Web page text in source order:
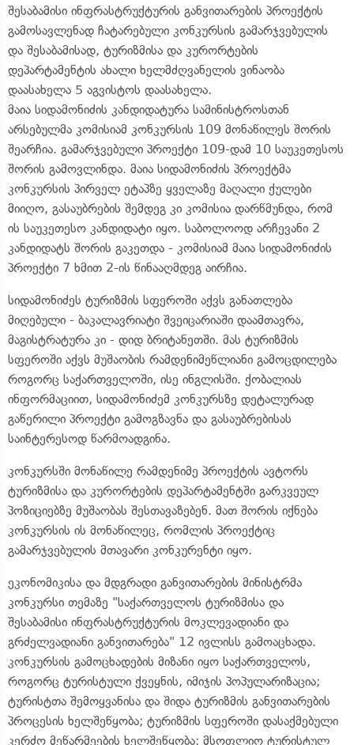
შესაბამისი ინფრასტრუქტურის განვითარების პროექტის
გამოსავლენად ჩატარებული კონკურსის გამარჯვებულის
და შესაბამისად, ტურიზმისა და კურორტების
დეპარტამენტის ახალი ხელმძღვანელის ვინაობა
დაასახელა 5 აგვისტოს დაასახელა.
მაია სიდამონიძის კანდიდატურა სამინისტროსთან
არსებულმა კომისიამ კონკურსის 109 მონაწილეს შორის
შეარჩია. გამარჯვებული პროექტი 109-დამ 10 საუკეთესოს
შორის გამოვლინდა. მაია სიდამონიძის პროექტმა
კონკურსის პირველ ეტაპზე ყველაზე მაღალი ქულები
მიიღო, გასაუბრების შემდეგ კი კომისია დარწმუნდა, რომ
ის საუკეთესო კანდიდატი იყო. საბოლოოდ არჩევანი 2
კანდიდატს შორის გაკეთდა - კომისიამ მაია სიდამონიძის
პროექტი 7 ხმით 2-ის წინააღმდეგ აირჩია.
სიდამონიძეს ტურიზმის სფეროში აქვს განათლება
მიღებული - ბაკალავრიატი შვეიცარიაში დაამთავრა,
მაგისტრატურა კი - დიდ ბრიტანეთში. მას ტურიზმის
სფეროში აქვს მუშაობის რამდენიმეწლიანი გამოცდილება
როგორც საქართველოში, ისე ინგლისში. ქობალიას
ინფორმაციით, სიდამონიძემ კონკურსზე დეტალურად
გაწერილი პროექტი გამოგზავნა და გასაუბრებისას
საინტერესოდ წარმოადგინა.
კონკურსში მონაწილე რამდენიმე პროექტის ავტორს
ტურიზმისა და კურორტების დეპარტამენტში გარკვეულ
პოზიციებზე მუშაობას შესთავაზებენ. მათ შორის იქნება
კონკურსის ის მონაწილეც, რომლის პროექტიც
გამარჯვებულის მთავარი კონკურენტი იყო.
ეკონომიკისა და მდგრადი განვითარების მინისტრმა
კონკურსი თემაზე "საქართველოს ტურიზმისა და
შესაბამისი ინფრასტრუქტურის მოკლევადიანი და
გრძელვადიანი განვითარება" 12 ივლისს გამოაცხადა.
კონკურსის გამოცხადების მიზანი იყო საქართველოს,
როგორც ტურისტული ქვეყნის, იმიჯის პოპულარიზაცია;
ტურისტთა შემოყვანისა და შიდა ტურიზმის განვითარების
პროცესის ხელშეწყობა; ტურიზმის სფეროში დასაქმებული
კერძო მეწარმეების ხელშეწყობა; მსოფლიო ტურისტულ